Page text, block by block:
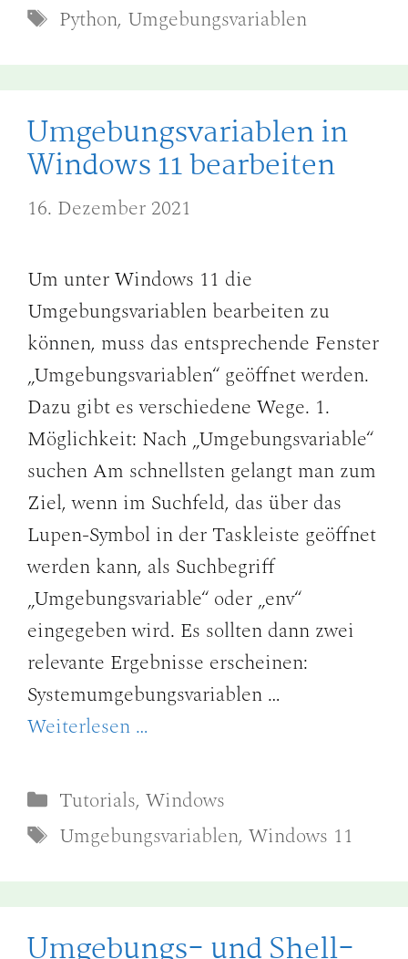
Schlagwörter
Python, Umgebungsvariablen
Umgebungsvariablen in
Windows 11 bearbeiten
16. Dezember 2021
Um unter Windows 11 die
Umgebungsvariablen bearbeiten zu
können, muss das entsprechende Fenster
„Umgebungsvariablen“ geöffnet werden.
Dazu gibt es verschiedene Wege. 1.
Möglichkeit: Nach „Umgebungsvariable“
suchen Am schnellsten gelangt man zum
Ziel, wenn im Suchfeld, das über das
Lupen-Symbol in der Taskleiste geöffnet
werden kann, als Suchbegriff
„Umgebungsvariable“ oder „env“
eingegeben wird. Es sollten dann zwei
relevante Ergebnisse erscheinen:
Systemumgebungsvariablen …
Weiterlesen …
Kategorien
Tutorials,Windows
Schlagwörter
Umgebungsvariablen,Windows 11